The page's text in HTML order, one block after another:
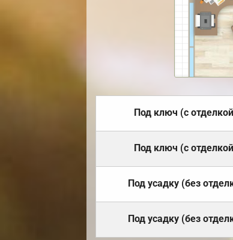
Под ключ (с
Под ключ (с
Под усадку (без
Под усадку (без